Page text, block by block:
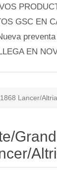
GSC EN
EN
Lancer/